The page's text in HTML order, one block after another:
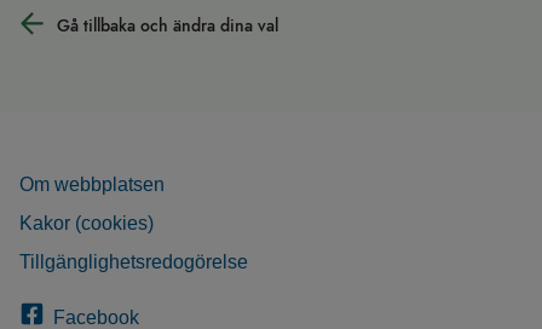
Gå tillbaka och ändra dina val
Om webbplatsen
Kakor (cookies)
Tillgänglighetsredogörelse
Facebook